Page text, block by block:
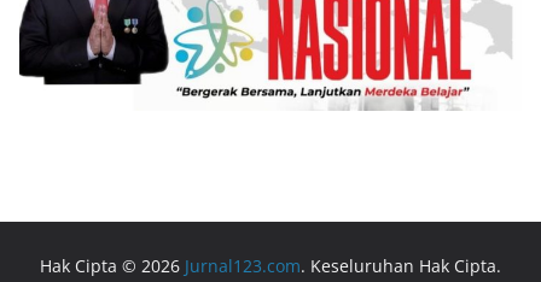
Hak Cipta © 2026 Jurnal123.com. Keseluruhan Hak Cipta.